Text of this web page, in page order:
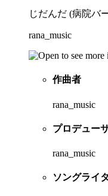
じだんだ (病院バ
rana_music
作曲者
rana_music
プロデュー
rana_music
ソングライ